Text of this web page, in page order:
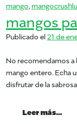
mango,
mangos
Publicado el 21 de
No recomendamos a
mango entero. Echa
disfrutar de la
Leer más…